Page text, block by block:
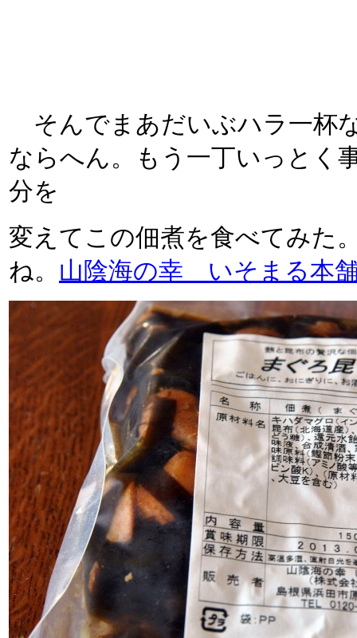
そんでまあだいぶハラ一杯
ならへん。もう一丁いっとく
分を
変えてこの佃煮を食べてみた
ね。 山陰海の幸 いそまる本